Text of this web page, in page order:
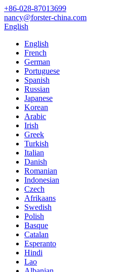
+86-028-87013699
nancy@forster-china.com
English
English
French
German
Portuguese
Spanish
Russian
Japanese
Korean
Arabic
Irish
Greek
Turkish
Italian
Danish
Romanian
Indonesian
Czech
Afrikaans
Swedish
Polish
Basque
Catalan
Esperanto
Hindi
Lao